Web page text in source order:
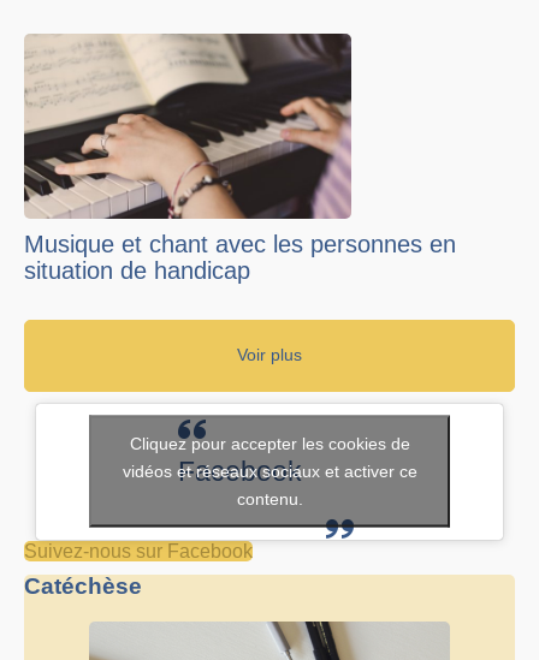
Musique et chant avec les personnes en
situation de handicap
Voir plus
Facebook
Cliquez pour accepter les cookies de
vidéos et réseaux sociaux et activer ce
contenu.
Suivez-nous sur Facebook
Catéchèse